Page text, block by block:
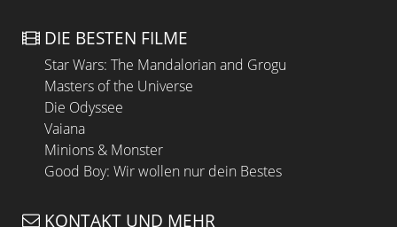
DIE BESTEN FILME
Star Wars: The Mandalorian and Grogu
Masters of the Universe
Die Odyssee
Vaiana
Minions & Monster
Good Boy: Wir wollen nur dein Bestes
KONTAKT UND MEHR